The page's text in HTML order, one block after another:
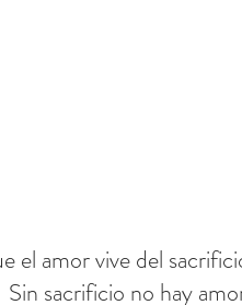
el amor vive del
Sin sacrificio no hay